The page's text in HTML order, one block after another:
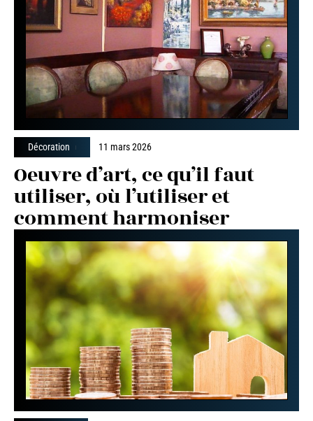
Décoration 11 mars 2026
Oeuvre d’art, ce qu’il faut
utiliser, où l’utiliser et
comment harmoniser